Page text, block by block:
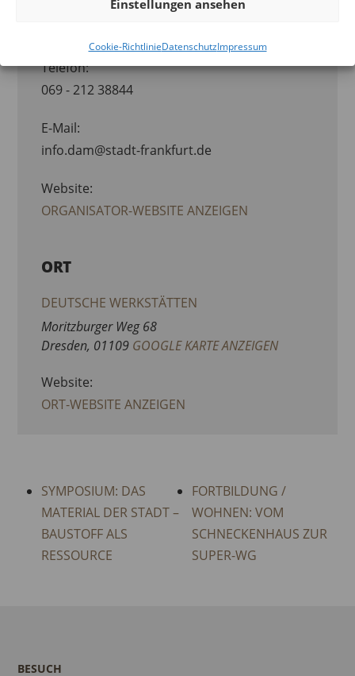
Einstellungen ansehen
Cookie-RichtlinieDatenschutzImpressum
ORT
DEUTSCHE WERKSTÄTTEN
Moritzburger Weg 68
Dresden, 01109 GOOGLE KARTE ANZEIGEN
Website:
ORT-WEBSITE ANZEIGEN
DEUTSCHES ARCHITEKTURMUSEUM
Telefon:
069 - 212 38844
E-Mail:
info.dam@stadt-frankfurt.de
Website:
ORGANISATOR-WEBSITE ANZEIGEN
SYMPOSIUM: DAS
MATERIAL DER STADT –
BAUSTOFF ALS
RESSOURCE
FORTBILDUNG /
WOHNEN: VOM
SCHNECKENHAUS ZUR
SUPER-WG
BESUCH